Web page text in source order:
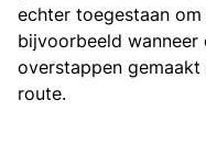
echter toegestaan om
bijvoorbeeld wanneer
overstappen gemaakt
route.